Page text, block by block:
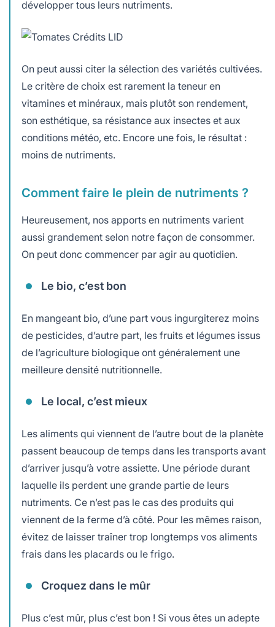
développer tous leurs nutriments.
On peut aussi citer la sélection des variétés cultivées.
Le critère de choix est rarement la teneur en
vitamines et minéraux, mais plutôt son rendement,
son esthétique, sa résistance aux insectes et aux
conditions météo, etc. Encore une fois, le résultat :
moins de nutriments.
Comment faire le plein de nutriments ?
Heureusement, nos apports en nutriments varient
aussi grandement selon notre façon de consommer.
On peut donc commencer par agir au quotidien.
Le bio, c’est bon
En mangeant bio, d’une part vous ingurgiterez moins
de pesticides, d’autre part, les fruits et légumes issus
de l’agriculture biologique ont généralement une
meilleure densité nutritionnelle.
Le local, c’est mieux
Les aliments qui viennent de l’autre bout de la planète
passent beaucoup de temps dans les transports avant
d’arriver jusqu’à votre assiette. Une période durant
laquelle ils perdent une grande partie de leurs
nutriments. Ce n’est pas le cas des produits qui
viennent de la ferme d’à côté. Pour les mêmes raison,
évitez de laisser traîner trop longtemps vos aliments
frais dans les placards ou le frigo.
Croquez dans le mûr
Plus c’est mûr, plus c’est bon ! Si vous êtes un adepte